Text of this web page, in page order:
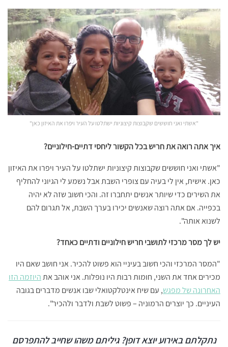
"אשתי ואני חוששים שקבוצות קיצוניות ישתלטו על העיר ויפרו את האיזון כאן"
איך אתה רואה את חריש בכל הקשור ליחסי דתיים-חילוניים?
"אשתי ואני חוששים שקבוצות קיצוניות ישתלטו על העיר ויפרו את האיזון
כאן. אישית, אין לי בעיה עם צופרי השבת אבל נשמע לי הגיוני להחליף
את השירים כדי שיותר אנשים יתחברו זה. והכי חשוב שזה לא יהיה
בכפייה. אם אתה רוצה שאנשים יכירו בערך השבת, אל תגרום להם
לשנוא אותה".
יש לך מסר מרכזי לתושבי חריש חילוניים ודתיים כאחד?
"המסר המרכזי והכי חשוב בעיניי הוא פשוט להכיר. אני חושב שאם היו
מכירים אחד את השני, חומות רבות היו נופלות. אני אוהב אתהיוזמה הזו
האחרונה של מפגש, עם שיח אינטלקטואלי שבו אנשים מדברים בגובה
העיניים. כך יוצרים הרמוניה – פשוט לשבת ולדבר ולהכיר".
נתקלתם באירוע יוצא דופן? גיליתם משהו שחייב להתפרסם